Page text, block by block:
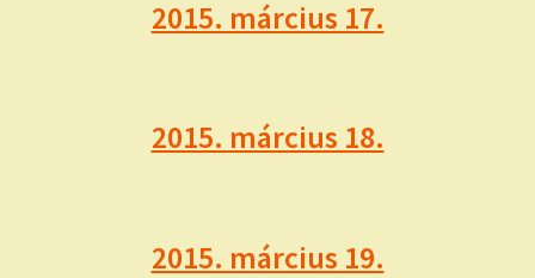
2015. március 17.
2015. március 18.
2015. március 19.